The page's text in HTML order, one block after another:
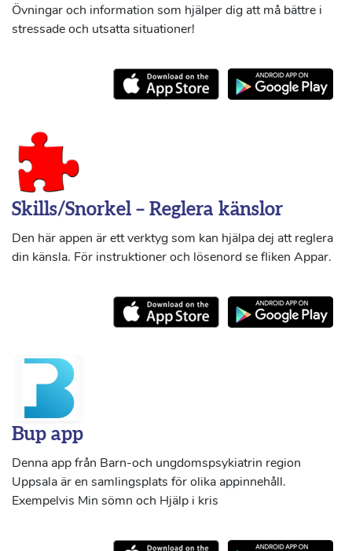
Övningar och information som hjälper dig att må bättre i
stressade och utsatta situationer!
Skills/Snorkel – Reglera känslor
Den här appen är ett verktyg som kan hjälpa dej att reglera
din känsla. För instruktioner och lösenord se fliken Appar.
Bup app
Denna app från Barn-och ungdomspsykiatrin region
Uppsala är en samlingsplats för olika appinnehåll.
Exempelvis Min sömn och Hjälp i kris